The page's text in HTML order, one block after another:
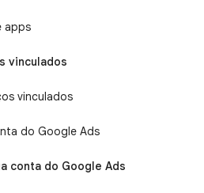
apps
vinculados
vinculados
do Google Ads
conta do Google Ads